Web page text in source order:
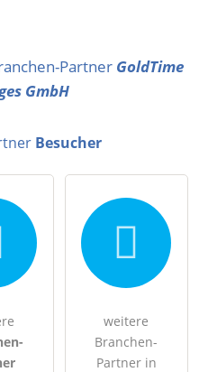
zur Kenntnis genommen.
Partner GoldTime
GmbH
Besucher
weitere
Branchen-
Partner in